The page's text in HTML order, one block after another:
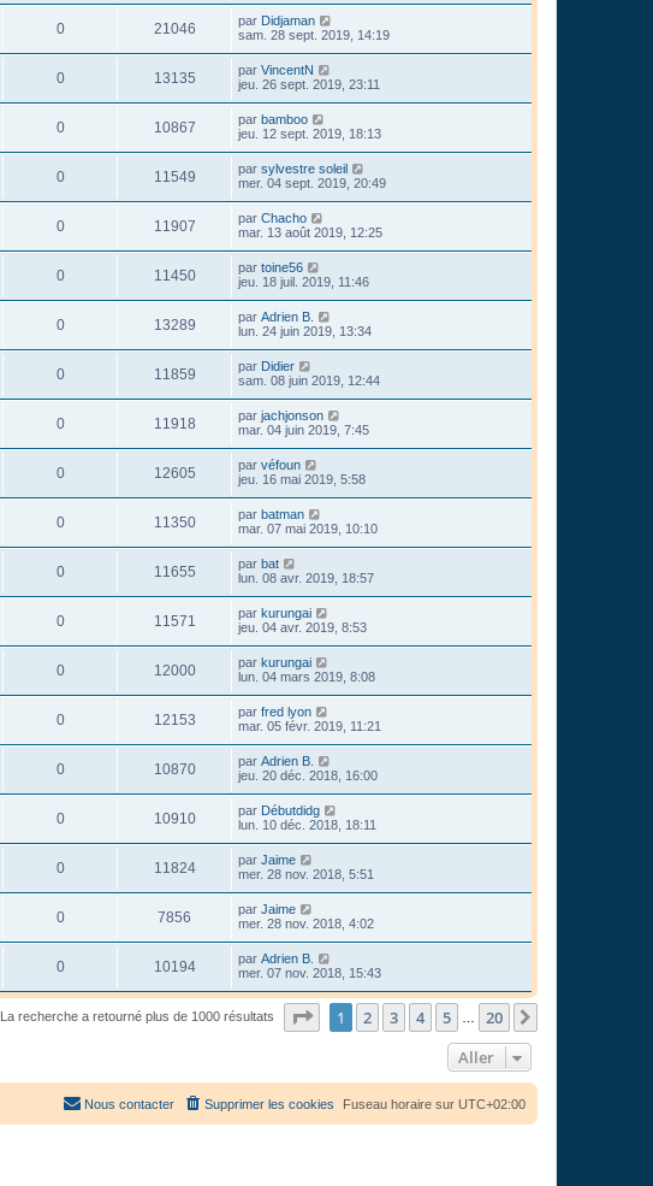
0 21046 par Didjaman
sam. 28 sept. 2019, 14:19
0 13135 par VincentN
jeu. 26 sept. 2019, 23:11
0 10867 par bamboo
jeu. 12 sept. 2019, 18:13
0 11549 par sylvestre soleil
mer. 04 sept. 2019, 20:49
0 11907 par Chacho
mar. 13 août 2019, 12:25
0 11450 par toine56
jeu. 18 juil. 2019, 11:46
0 13289 par Adrien B.
lun. 24 juin 2019, 13:34
0 11859 par Didier
sam. 08 juin 2019, 12:44
0 11918 par jachjonson
mar. 04 juin 2019, 7:45
0 12605 par véfoun
jeu. 16 mai 2019, 5:58
0 11350 par batman
mar. 07 mai 2019, 10:10
0 11655 par bat
lun. 08 avr. 2019, 18:57
0 11571 par kurungai
jeu. 04 avr. 2019, 8:53
0 12000 par kurungai
lun. 04 mars 2019, 8:08
0 12153 par fred lyon
mar. 05 févr. 2019, 11:21
0 10870 par Adrien B.
jeu. 20 déc. 2018, 16:00
0 10910 par Débutdidg
lun. 10 déc. 2018, 18:11
0 11824 par Jaime
mer. 28 nov. 2018, 5:51
0 7856 par Jaime
mer. 28 nov. 2018, 4:02
0 10194 par Adrien B.
mer. 07 nov. 2018, 15:43
La recherche a retourné plus de 1000 résultats Page sur20
1 2 3 4 5 20
Aller
Fuseau horaire sur UTC+02:00
Supprimer les cookies
Nous contacter